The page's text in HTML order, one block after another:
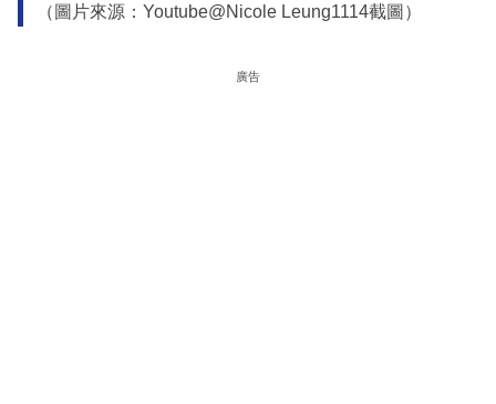
（圖片來源：Youtube@Nicole Leung1114截圖）
廣告